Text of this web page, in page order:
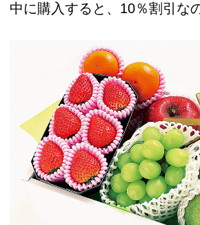
中に購入すると、10％割引な